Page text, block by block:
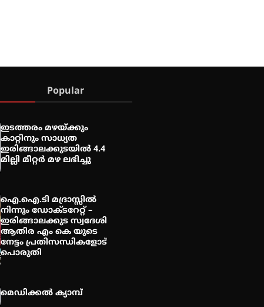
Popular
ഇടത്തരം മഴയ്ക്കും
കാറ്റിനും സാധ്യത
ഇരിങ്ങാലക്കുടയിൽ 4.4
മില്ലി മീറ്റർ മഴ ലഭിച്ചു
ഐ.ഐ.ടി മദ്രാസ്സിൽ
നിന്നും ഡോക്ടറേറ്റ് –
ഇരിങ്ങാലക്കുട സ്വദേശി
ആതിര എം കെ യുടെ
നേട്ടം പ്രതിസന്ധികളോട്
പൊരുതി
മെഡിക്കൽ ക്യാമ്പ്